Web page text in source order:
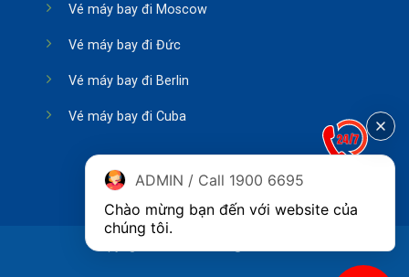
Vé máy bay đi Moscow
Vé máy bay đi Đức
Vé máy bay đi Berlin
Vé máy bay đi Cuba
Copyright 2026 ©
ADMIN / Call 1900 6695
Chào mừng bạn đến với website của
chúng tôi.